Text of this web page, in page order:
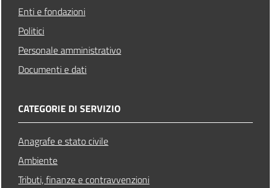
Enti e fondazioni
Politici
Personale amministrativo
Documenti e dati
CATEGORIE DI SERVIZIO
Anagrafe e stato civile
Ambiente
Tributi, finanze e contravvenzioni